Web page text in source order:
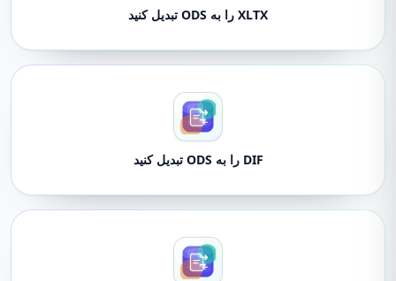
XLTX را به ODS تبدیل کنید
DIF را به ODS تبدیل کنید